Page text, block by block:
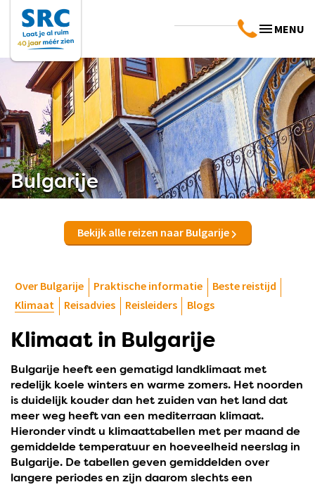
MENU
Bulgarije
Bekijk alle reizen naar Bulgarije
Over Bulgarije Praktische informatie
Beste reistijd
Klimaat
Reisadvies Reisleiders Blogs
Klimaat in Bulgarije
Bulgarije heeft een gematigd landklimaat met
redelijk koele winters en warme zomers. Het noorden
is duidelijk kouder dan het zuiden van het land dat
meer weg heeft van een mediterraan klimaat.
Hieronder vindt u klimaattabellen met per maand de
gemiddelde temperatuur en hoeveelheid neerslag in
Bulgarije. De tabellen geven gemiddelden over
langere periodes en zijn daarom slechts een